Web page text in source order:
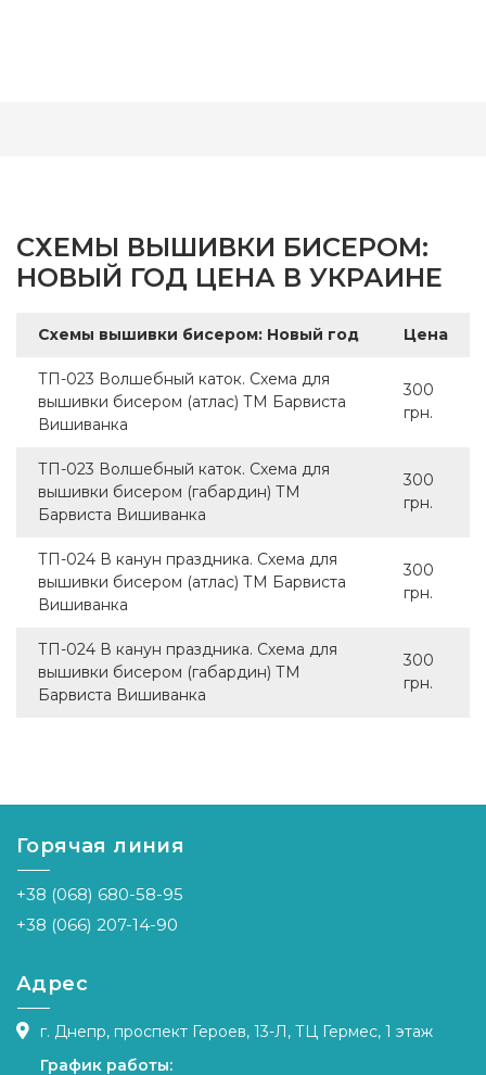
CХЕМЫ ВЫШИВКИ БИСЕРОМ:
НОВЫЙ ГОД ЦЕНА В УКРАИНЕ
Cхемы вышивки бисером: Новый год Цена
ТП-023 Волшебный каток. Схема для
вышивки бисером (атлас) ТМ Барвиста
Вишиванка
300
грн.
ТП-023 Волшебный каток. Схема для
вышивки бисером (габардин) ТМ
Барвиста Вишиванка
300
грн.
ТП-024 В канун праздника. Схема для
вышивки бисером (атлас) ТМ Барвиста
Вишиванка
300
грн.
ТП-024 В канун праздника. Схема для
вышивки бисером (габардин) ТМ
Барвиста Вишиванка
300
грн.
Горячая линия
+38 (068) 680-58-95
+38 (066) 207-14-90
Адрес
г. Днепр, проспект Героев, 13-Л, ТЦ Гермес, 1 этаж
График работы: